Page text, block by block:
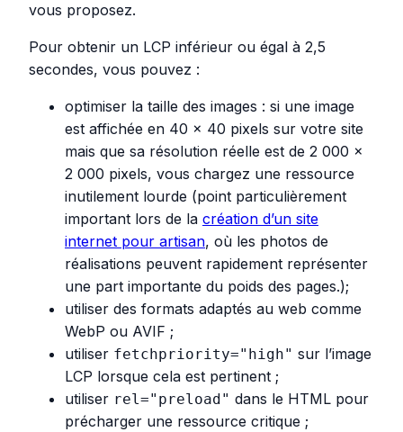
vous proposez.
Pour obtenir un LCP inférieur ou égal à 2,5
secondes, vous pouvez :
optimiser la taille des images : si une image
est affichée en 40 × 40 pixels sur votre site
mais que sa résolution réelle est de 2 000 ×
2 000 pixels, vous chargez une ressource
inutilement lourde (point particulièrement
important lors de la création d’un site
internet pour artisan, où les photos de
réalisations peuvent rapidement représenter
une part importante du poids des pages.);
utiliser des formats adaptés au web comme
WebP ou AVIF ;
utiliser fetchpriority="high" sur l’image
LCP lorsque cela est pertinent ;
utiliser rel="preload" dans le HTML pour
précharger une ressource critique ;